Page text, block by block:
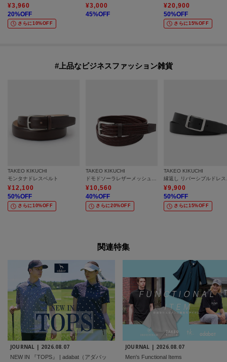
¥3,960
20%OFF
さらに10%OFF
¥3,000
45%OFF
¥20,900
50%OFF
さらに15%OFF
#上品なビジネスファッション雑貨
TAKEO KIKUCHI
モンタナドレスベルト
¥12,100
50%OFF
さらに10%OFF
TAKEO KIKUCHI
ドモドソーラレザーメッシュベルト
¥10,560
40%OFF
さらに20%OFF
TAKEO KIKUCHI
縁
¥9,900
50%OFF
さらに15%OFF
関連特集
JOURNAL | 2026.08.07
NEW IN 『TOPS』 | adabat（アダバッ
JOURNAL | 2026.08.07
Men's Functional Items